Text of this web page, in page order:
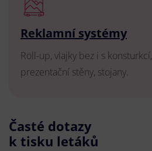
Reklamní systémy
Roll-up, vlajky bez i s
prezentační stěny, stojany.
Časté dotazy
k tisku letáků